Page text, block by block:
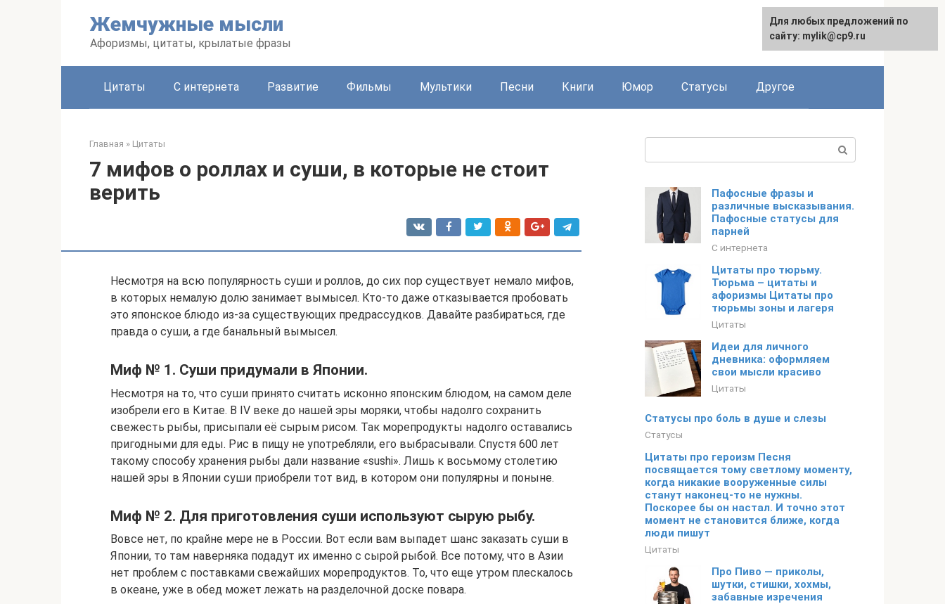
Жемчужные мысли
Афоризмы, цитаты, крылатые фразы
English
Цитаты С интернета Развитие Фильмы Мультики Песни Книги Юмор Статусы Другое
Главная » Цитаты
7 мифов о роллах и суши, в которые не стоит
верить
Несмотря на всю популярность суши и роллов, до сих пор существует немало мифов,
в которых немалую долю занимает вымысел. Кто-то даже отказывается пробовать
это японское блюдо из-за существующих предрассудков. Давайте разбираться, где
правда о суши, а где банальный вымысел.
Миф № 1. Суши придумали в Японии.
Несмотря на то, что суши принято считать исконно японским блюдом, на самом деле
изобрели его в Китае. В IV веке до нашей эры моряки, чтобы надолго сохранить
свежесть рыбы, присыпали её сырым рисом. Так морепродукты надолго оставались
пригодными для еды. Рис в пищу не употребляли, его выбрасывали. Спустя 600 лет
такому способу хранения рыбы дали название «sushi». Лишь к восьмому столетию
нашей эры в Японии суши приобрели тот вид, в котором они популярны и поныне.
Миф № 2. Для приготовления суши используют сырую рыбу.
Вовсе нет, по крайне мере не в России. Вот если вам выпадет шанс заказать суши в
Японии, то там наверняка подадут их именно с сырой рыбой. Все потому, что в Азии
нет проблем с поставками свежайших морепродуктов. То, что еще утром плескалось
в океане, уже в обед может лежать на разделочной доске повара.
Пафосные фразы и
различные высказывания.
Пафосные статусы для
парней
С интернета
Цитаты про тюрьму.
Тюрьма – цитаты и
афоризмы Цитаты про
тюрьмы зоны и лагеря
Цитаты
Идеи для личного
дневника: оформляем
свои мысли красиво
Цитаты
Статусы про боль в душе и слезы
Статусы
Цитаты про героизм Песня
посвящается тому светлому моменту,
когда никакие вооруженные силы
станут наконец-то не нужны.
Поскорее бы он настал. И точно этот
момент не становится ближе, когда
люди пишут
Цитаты
Про Пиво — приколы,
шутки, стишки, хохмы,
забавные изречения
Для любых предложений по
сайту: mylik@cp9.ru